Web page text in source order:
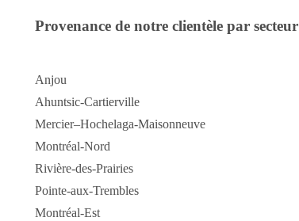
Provenance de notre clientèle par secteur
Anjou
Ahuntsic-Cartierville
Mercier–Hochelaga-Maisonneuve
Montréal-Nord
Rivière-des-Prairies
Pointe-aux-Trembles
Montréal-Est